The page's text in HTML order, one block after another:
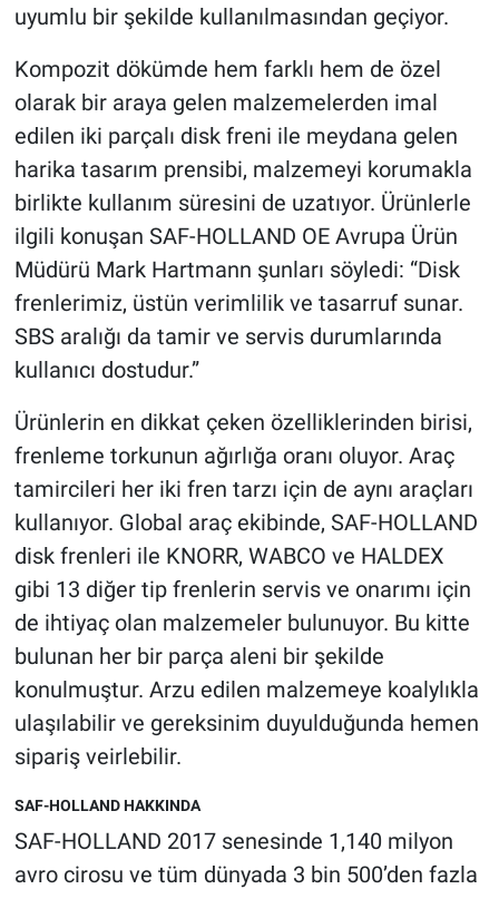
uyumlu bir şekilde kullanılmasından geçiyor.
Kompozit dökümde hem farklı hem de özel
olarak bir araya gelen malzemelerden imal
edilen iki parçalı disk freni ile meydana gelen
harika tasarım prensibi, malzemeyi korumakla
birlikte kullanım süresini de uzatıyor. Ürünlerle
ilgili konuşan SAF-HOLLAND OE Avrupa Ürün
Müdürü Mark Hartmann şunları söyledi: “Disk
frenlerimiz, üstün verimlilik ve tasarruf sunar.
SBS aralığı da tamir ve servis durumlarında
kullanıcı dostudur.”
Ürünlerin en dikkat çeken özelliklerinden birisi,
frenleme torkunun ağırlığa oranı oluyor. Araç
tamircileri her iki fren tarzı için de aynı araçları
kullanıyor. Global araç ekibinde, SAF-HOLLAND
disk frenleri ile KNORR, WABCO ve HALDEX
gibi 13 diğer tip frenlerin servis ve onarımı için
de ihtiyaç olan malzemeler bulunuyor. Bu kitte
bulunan her bir parça aleni bir şekilde
konulmuştur. Arzu edilen malzemeye koalylıkla
ulaşılabilir ve gereksinim duyulduğunda hemen
sipariş veirlebilir.
SAF-HOLLAND HAKKINDA
SAF-HOLLAND 2017 senesinde 1,140 milyon
avro cirosu ve tüm dünyada 3 bin 500’den fazla